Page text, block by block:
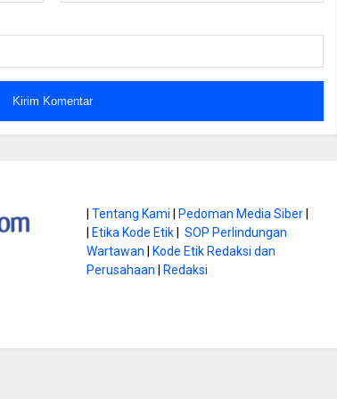
|Tentang Kami Pedoman Media Siber
Etika Kode Etik |SOP Perlindungan
Wartawan
Kode Etik Redaksi dan
Perusahaan
Redaksi
Bekal Utama
Hap Baperdu: Infrastruktur
Harus Jadi Perhatian
Pemko